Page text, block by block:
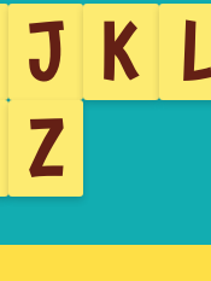
J K
Z